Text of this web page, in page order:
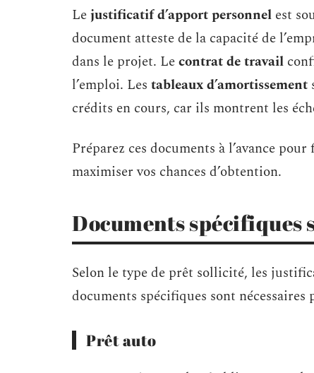
Lejustificatif d’apport personnel est
document atteste de la capacité de
dans le projet. Lecontrat de travail
l’emploi. Les tableaux d’amortissement
crédits en cours, car ils montrent les
Préparez ces documents à l’avance
maximiser vos chances d’obtention.
Documents spécifiques
Selon le type de prêt sollicité, les
documents spécifiques sont
Prêt auto